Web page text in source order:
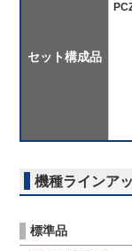
セット構成品
機種ラインア
標準品